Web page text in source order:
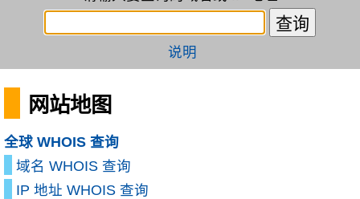
说明
网站地图
全球 WHOIS 查询
域名 WHOIS 查询
IP 地址 WHOIS 查询